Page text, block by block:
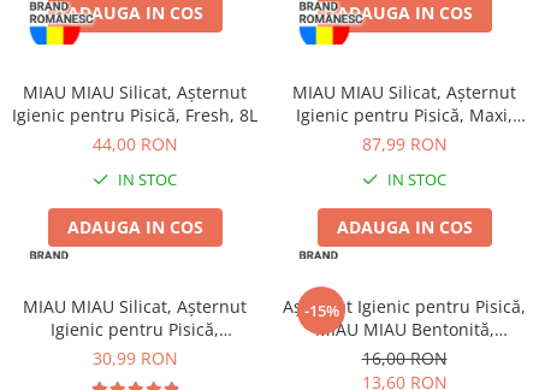
Pisică Junior
Pisică Adult
Pisică Senior
Hrană Umedă Pisică
Pisică Junior
Pisică Adult
Pisică Senior
Diete Veterinare Pisică
Umedă
Recompense Pisici
Cremoase
ADAUGA IN COS ADAUGA IN COS
MIAU MIAU Silicat, Așternut
Igienic pentru Pisică, Fresh, 8L
44,00 RON
IN STOC
ADAUGA IN COS
MIAU MIAU Silicat, Așternut
Igienic pentru Pisică, Maxi,
15L
87,99 RON
IN STOC
ADAUGA IN COS
MIAU MIAU Silicat, Așternut
Igienic pentru Pisică,
Clumping, 5L
30,99 RON
-15%
Așternut Igienic pentru Pisică,
MIAU MIAU Bentonită,
Lavandă, 5kg
16,00 RON
13,60 RON